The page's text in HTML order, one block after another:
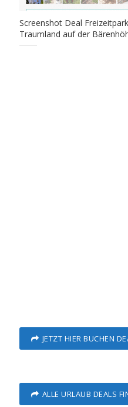
Screenshot Deal
Traumland auf der
JETZT HIER BUCHEN
ALLE URLAUB DEALS